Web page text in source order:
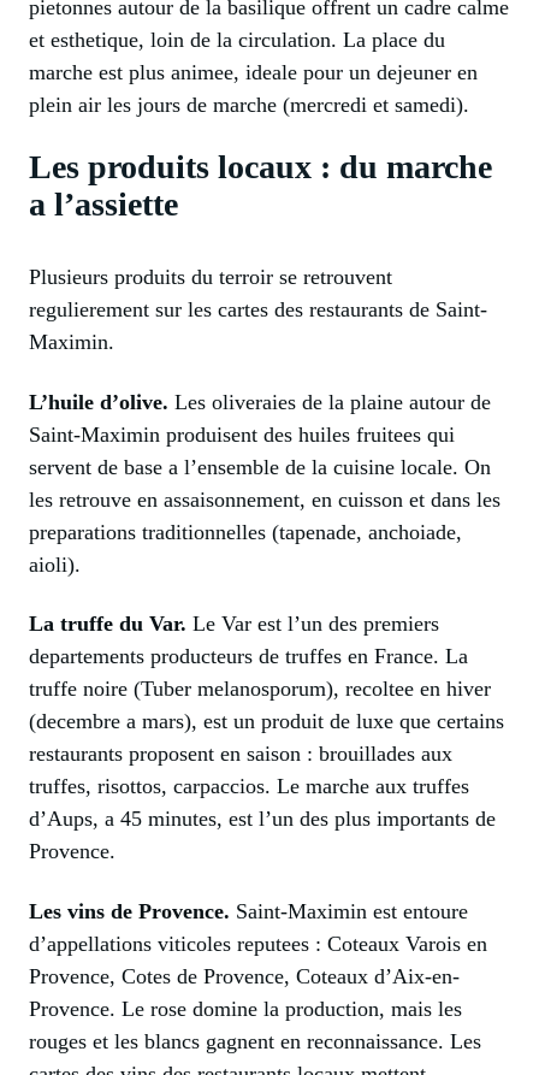
pietonnes autour de la basilique offrent un cadre calme
et esthetique, loin de la circulation. La place du
marche est plus animee, ideale pour un dejeuner en
plein air les jours de marche (mercredi et samedi).
Les produits locaux : du marche
a l’assiette
Plusieurs produits du terroir se retrouvent
regulierement sur les cartes des restaurants de Saint-
Maximin.
L’huile d’olive. Les oliveraies de la plaine autour de
Saint-Maximin produisent des huiles fruitees qui
servent de base a l’ensemble de la cuisine locale. On
les retrouve en assaisonnement, en cuisson et dans les
preparations traditionnelles (tapenade, anchoiade,
aioli).
La truffe du Var. Le Var est l’un des premiers
departements producteurs de truffes en France. La
truffe noire (Tuber melanosporum), recoltee en hiver
(decembre a mars), est un produit de luxe que certains
restaurants proposent en saison : brouillades aux
truffes, risottos, carpaccios. Le marche aux truffes
d’Aups, a 45 minutes, est l’un des plus importants de
Provence.
Les vins de Provence. Saint-Maximin est entoure
d’appellations viticoles reputees : Coteaux Varois en
Provence, Cotes de Provence, Coteaux d’Aix-en-
Provence. Le rose domine la production, mais les
rouges et les blancs gagnent en reconnaissance. Les